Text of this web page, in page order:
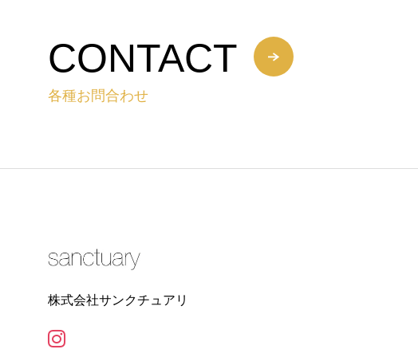
CONTACT
各種お問合わせ
株式会社サンクチュアリ